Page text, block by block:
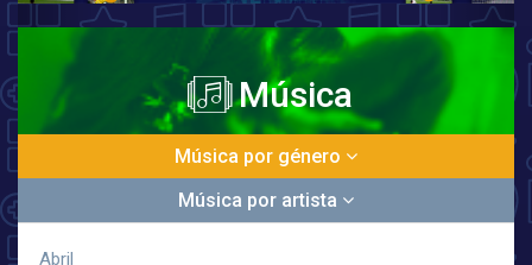
Música
Música por género
Música por artista
Abril